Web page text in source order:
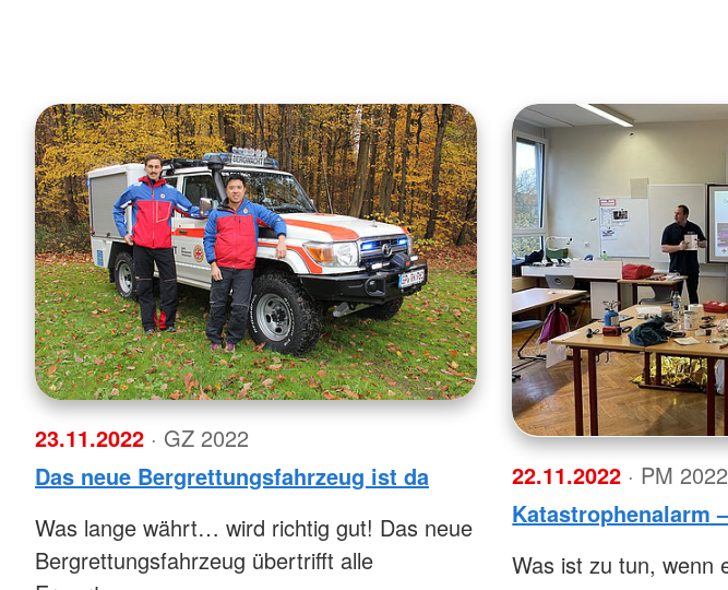
23.11.2022 · GZ 2022
Das neue Bergrettungsfahrzeug ist da
Was lange währt… wird richtig gut! Das neue
Bergrettungsfahrzeug übertrifft alle
22.11.2022 · PM 2022
Katastrophenalarm
Was ist zu tun, wenn